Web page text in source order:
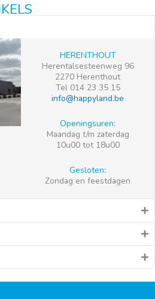
HERENTHOUT
Herentalsesteenweg 96
2270 Herenthout
Tel 014 23 35 15
info@happyland.be
Openingsuren:
Maandag t/m zaterdag
10u00 tot 18u00
Gesloten:
Zondag en feestdagen